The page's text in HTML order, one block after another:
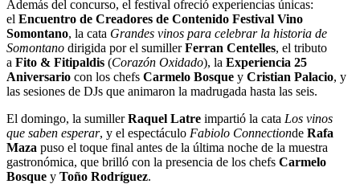
Además del concurso, el festival ofreció experiencias únicas:
el Encuentro de Creadores de Contenido Festival Vino
Somontano, la cata Grandes vinos para celebrar la historia de
Somontano dirigida por el sumillerFerran Centelles, el tributo
a Fito & Fitipaldis (Corazón Oxidado), la Experiencia 25
Aniversario con los chefs Carmelo Bosque y Cristian Palacio, y
las sesiones de DJs que animaron la madrugada hasta las seis.
El domingo, la sumillerRaquel Latre impartió la cata Los vinos
que saben esperar, y el espectáculo Fabiolo Connectionde Rafa
Maza puso el toque final antes de la última noche de la muestra
gastronómica, que brilló con la presencia de los chefs Carmelo
Bosque y Toño Rodríguez.